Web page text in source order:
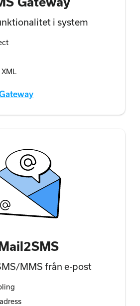
i system
XML
MMS från e-post